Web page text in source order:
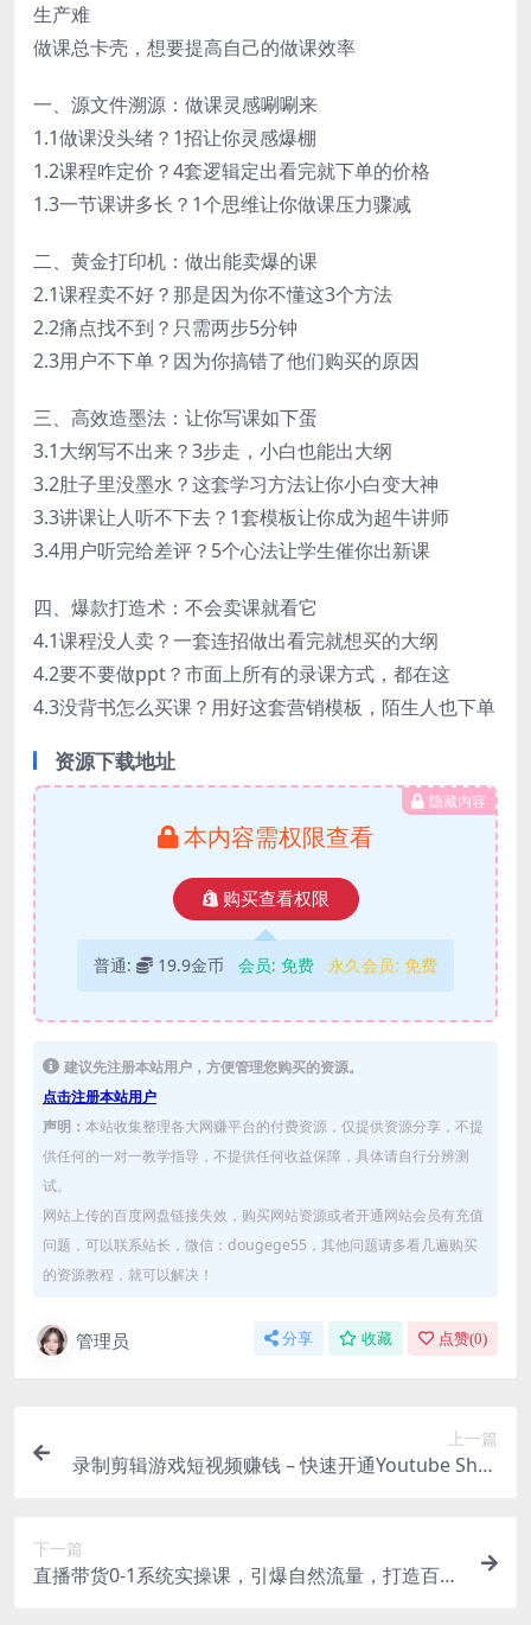
生产难
做课总卡壳，想要提高自己的做课效率
一、源文件溯源：做课灵感唰唰来
1.1做课没头绪？1招让你灵感爆棚
1.2课程咋定价？4套逻辑定出看完就下单的价格
1.3一节课讲多长？1个思维让你做课压力骤减
二、黄金打印机：做出能卖爆的课
2.1课程卖不好？那是因为你不懂这3个方法
2.2痛点找不到？只需两步5分钟
2.3用户不下单？因为你搞错了他们购买的原因
三、高效造墨法：让你写课如下蛋
3.1大纲写不出来？3步走，小白也能出大纲
3.2肚子里没墨水？这套学习方法让你小白变大神
3.3讲课让人听不下去？1套模板让你成为超牛讲师
3.4用户听完给差评？5个心法让学生催你出新课
四、爆款打造术：不会卖课就看它
4.1课程没人卖？一套连招做出看完就想买的大纲
4.2要不要做ppt？市面上所有的录课方式，都在这
4.3没背书怎么买课？用好这套营销模板，陌生人也下单
资源下载地址
隐藏内容
本内容需权限查看
购买查看权限
普通: 19.9金币 会员: 免费 永久会员: 免费
建议先注册本站用户，方便管理您购买的资源。
点击注册本站用户
声明： 本站收集整理各大网赚平台的付费资源，仅提供资源分享，不提
供任何的一对一教学指导，不提供任何收益保障，具体请自行分辨测
试。
网站上传的百度网盘链接失效，购买网站资源或者开通网站会员有充值
问题，可以联系站长，微信：dougege55，其他问题请多看几遍购买
的资源教程，就可以解决！
管理员 分享 收藏 点赞(0)
上一篇
录制剪辑游戏短视频赚钱 – 快速开通Youtube Shor
下一篇
直播带货0-1系统实操课，引爆自然流量，打造百万